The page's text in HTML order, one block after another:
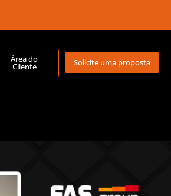
Área do
Cliente Solicite uma proposta